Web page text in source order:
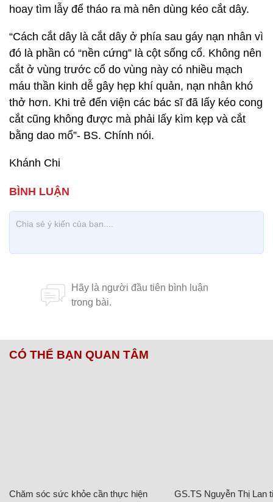
hoay tìm lẫy để tháo ra mà nên dùng kéo cắt dây.
“Cách cắt dây là cắt dây ở phía sau gáy nạn nhân vì
đó là phần có “nền cứng” là cột sống cổ. Không nên
cắt ở vùng trước cổ do vùng này có nhiều mạch
máu thần kinh dễ gây hẹp khí quản, nạn nhân khó
thở hơn. Khi trẻ đến viện các bác sĩ đã lấy kéo cong
cắt cũng không được mà phải lấy kìm kẹp và cắt
bằng dao mổ”- BS. Chính nói.
Khánh Chi
CÓ THỂ BẠN QUAN TÂM
Chăm sóc sức khỏe cần thực hiện GS.TS Nguyễn Thị Lan